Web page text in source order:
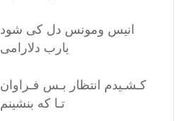
انیس ومونس دل کی شود
یارب دلارامی
کـشـیدم انتظار بـس فـراوان
تـا که بنشینم